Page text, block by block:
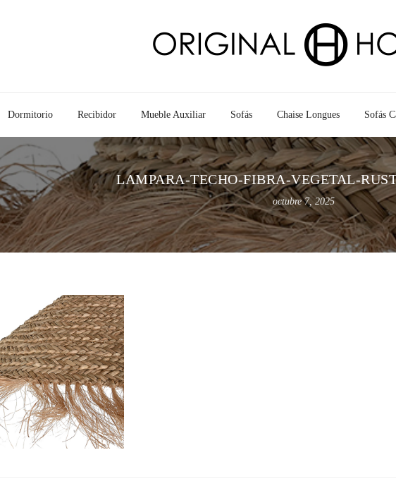
Dormitorio Recibidor Mueble Auxiliar Sofás Chaise Longues Sofás
LAMPARA-TECHO-FIBRA-VEGETAL-
octubre 7, 2025